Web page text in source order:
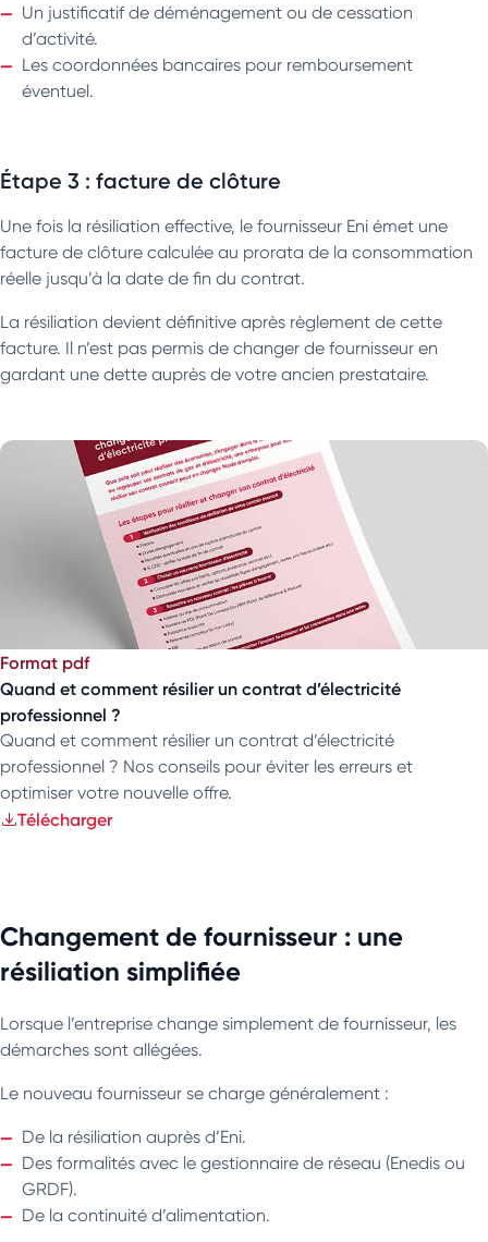
Un justificatif de déménagement ou de cessation
d’activité.
Les coordonnées bancaires pour remboursement
éventuel.
Étape 3 : facture de clôture
Une fois la résiliation effective, le fournisseur Eni émet une
facture de clôture calculée au prorata de la consommation
réelle jusqu’à la date de fin du contrat.
La résiliation devient définitive après règlement de cette
facture. Il n’est pas permis de changer de fournisseur en
gardant une dette auprès de votre ancien prestataire.
Format pdf
Quand et comment résilier un contrat d’électricité
professionnel ?
Quand et comment résilier un contrat d’électricité
professionnel ? Nos conseils pour éviter les erreurs et
optimiser votre nouvelle offre.
Télécharger
Changement de fournisseur : une
résiliation simplifiée
Lorsque l’entreprise change simplement de fournisseur, les
démarches sont allégées.
Le nouveau fournisseur se charge généralement :
De la résiliation auprès d’Eni.
Des formalités avec le gestionnaire de réseau (Enedis ou
GRDF).
De la continuité d’alimentation.